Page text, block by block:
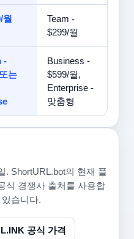
월
Team -
$299/월
-
는
Business -
$599/월,
Enterprise -
맞춤형
. ShortURL.bot의 현재 플
식 경쟁사 출처를 사용합
습니다.
공식 가격